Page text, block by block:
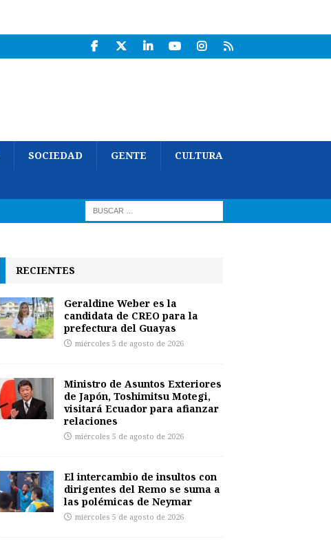
SOCIEDAD GENTE CULTURA
RECIENTES
Geraldine Weber es la
candidata de CREO para la
prefectura del Guayas
miércoles 5 de agosto de 2026
Ministro de Asuntos Exteriores
de Japón, Toshimitsu Motegi,
visitará Ecuador para afianzar
relaciones
miércoles 5 de agosto de 2026
El intercambio de insultos con
dirigentes del Remo se suma a
las polémicas de Neymar
miércoles 5 de agosto de 2026